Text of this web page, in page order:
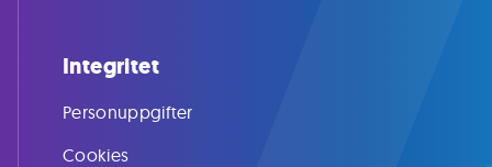
Integritet
Personuppgifter
Cookies